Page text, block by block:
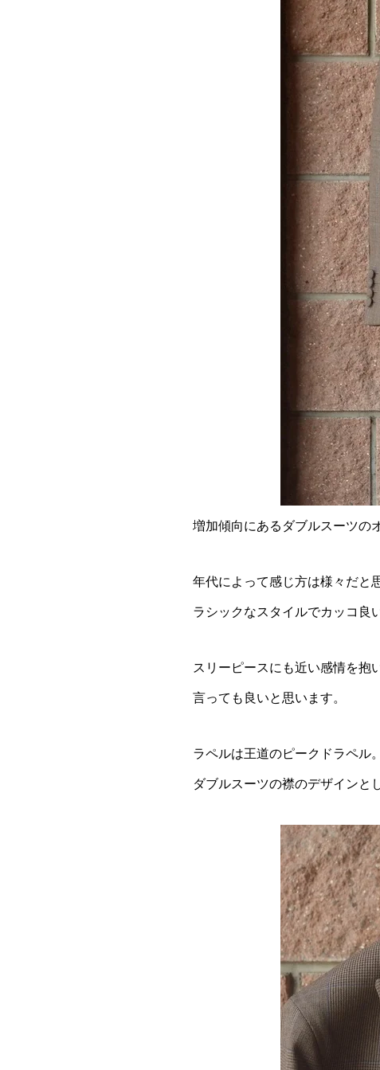
増加傾向にあるダブルスーツの
年代によって感じ方は様々だと
ラシックなスタイルでカッコ良
スリーピースにも近い感情を抱
言っても良いと思います。
ラペルは王道のピークドラペル。
ダブルスーツの襟のデザインと